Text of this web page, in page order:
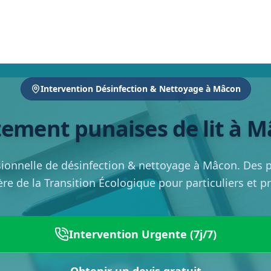
Intervention Désinfection & Nettoyage à Mâcon
punaises de lit à
de désinfection & nettoyage à Mâcon. Des
de la Transition Écologique pour particuliers et
Intervention Urgente (7j/7)